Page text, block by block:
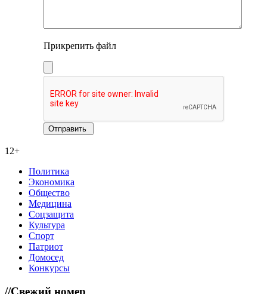
Прикрепить файл
12+
Политика
Экономика
Общество
Медицина
Соцзащита
Культура
Спорт
Патриот
Домосед
Конкурсы
//Свежий номер